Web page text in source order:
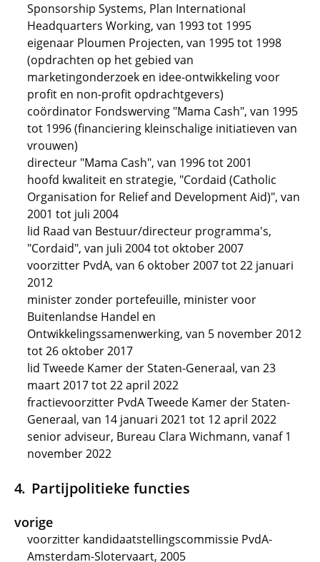
Sponsorship Systems, Plan International
Headquarters Working, van 1993 tot 1995
eigenaar Ploumen Projecten, van 1995 tot 1998
(opdrachten op het gebied van
marketingonderzoek en idee-ontwikkeling voor
profit en non-profit opdrachtgevers)
coördinator Fondswerving "Mama Cash", van 1995
tot 1996 (financiering kleinschalige initiatieven van
vrouwen)
directeur "Mama Cash", van 1996 tot 2001
hoofd kwaliteit en strategie, "Cordaid (Catholic
Organisation for Relief and Development Aid)", van
2001 tot juli 2004
lid Raad van Bestuur/directeur programma's,
"Cordaid", van juli 2004 tot oktober 2007
voorzitter PvdA, van 6 oktober 2007 tot 22 januari
2012
minister zonder portefeuille, minister voor
Buitenlandse Handel en
Ontwikkelingssamenwerking, van 5 november 2012
tot 26 oktober 2017
lid Tweede Kamer der Staten-Generaal, van 23
maart 2017 tot 22 april 2022
fractievoorzitter PvdA Tweede Kamer der Staten-
Generaal, van 14 januari 2021 tot 12 april 2022
senior adviseur, Bureau Clara Wichmann, vanaf 1
november 2022
Partijpolitieke functies
vorige
voorzitter kandidaatstellingscommissie PvdA-
Amsterdam-Slotervaart, 2005